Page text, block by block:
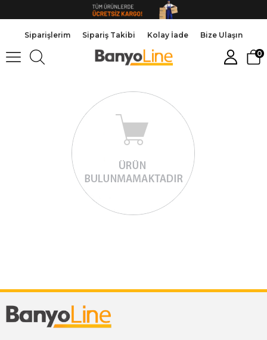
Siparişlerim Sipariş Takibi Kolay İade Bize Ulaşın
0